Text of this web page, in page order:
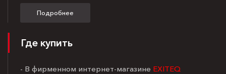
Подробнее
Где купить
- В фирменном интернет-магазине EXITEQ